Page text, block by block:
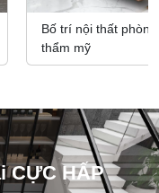
Bố trí nội thất
thẩm mỹ
CỰC HẤP